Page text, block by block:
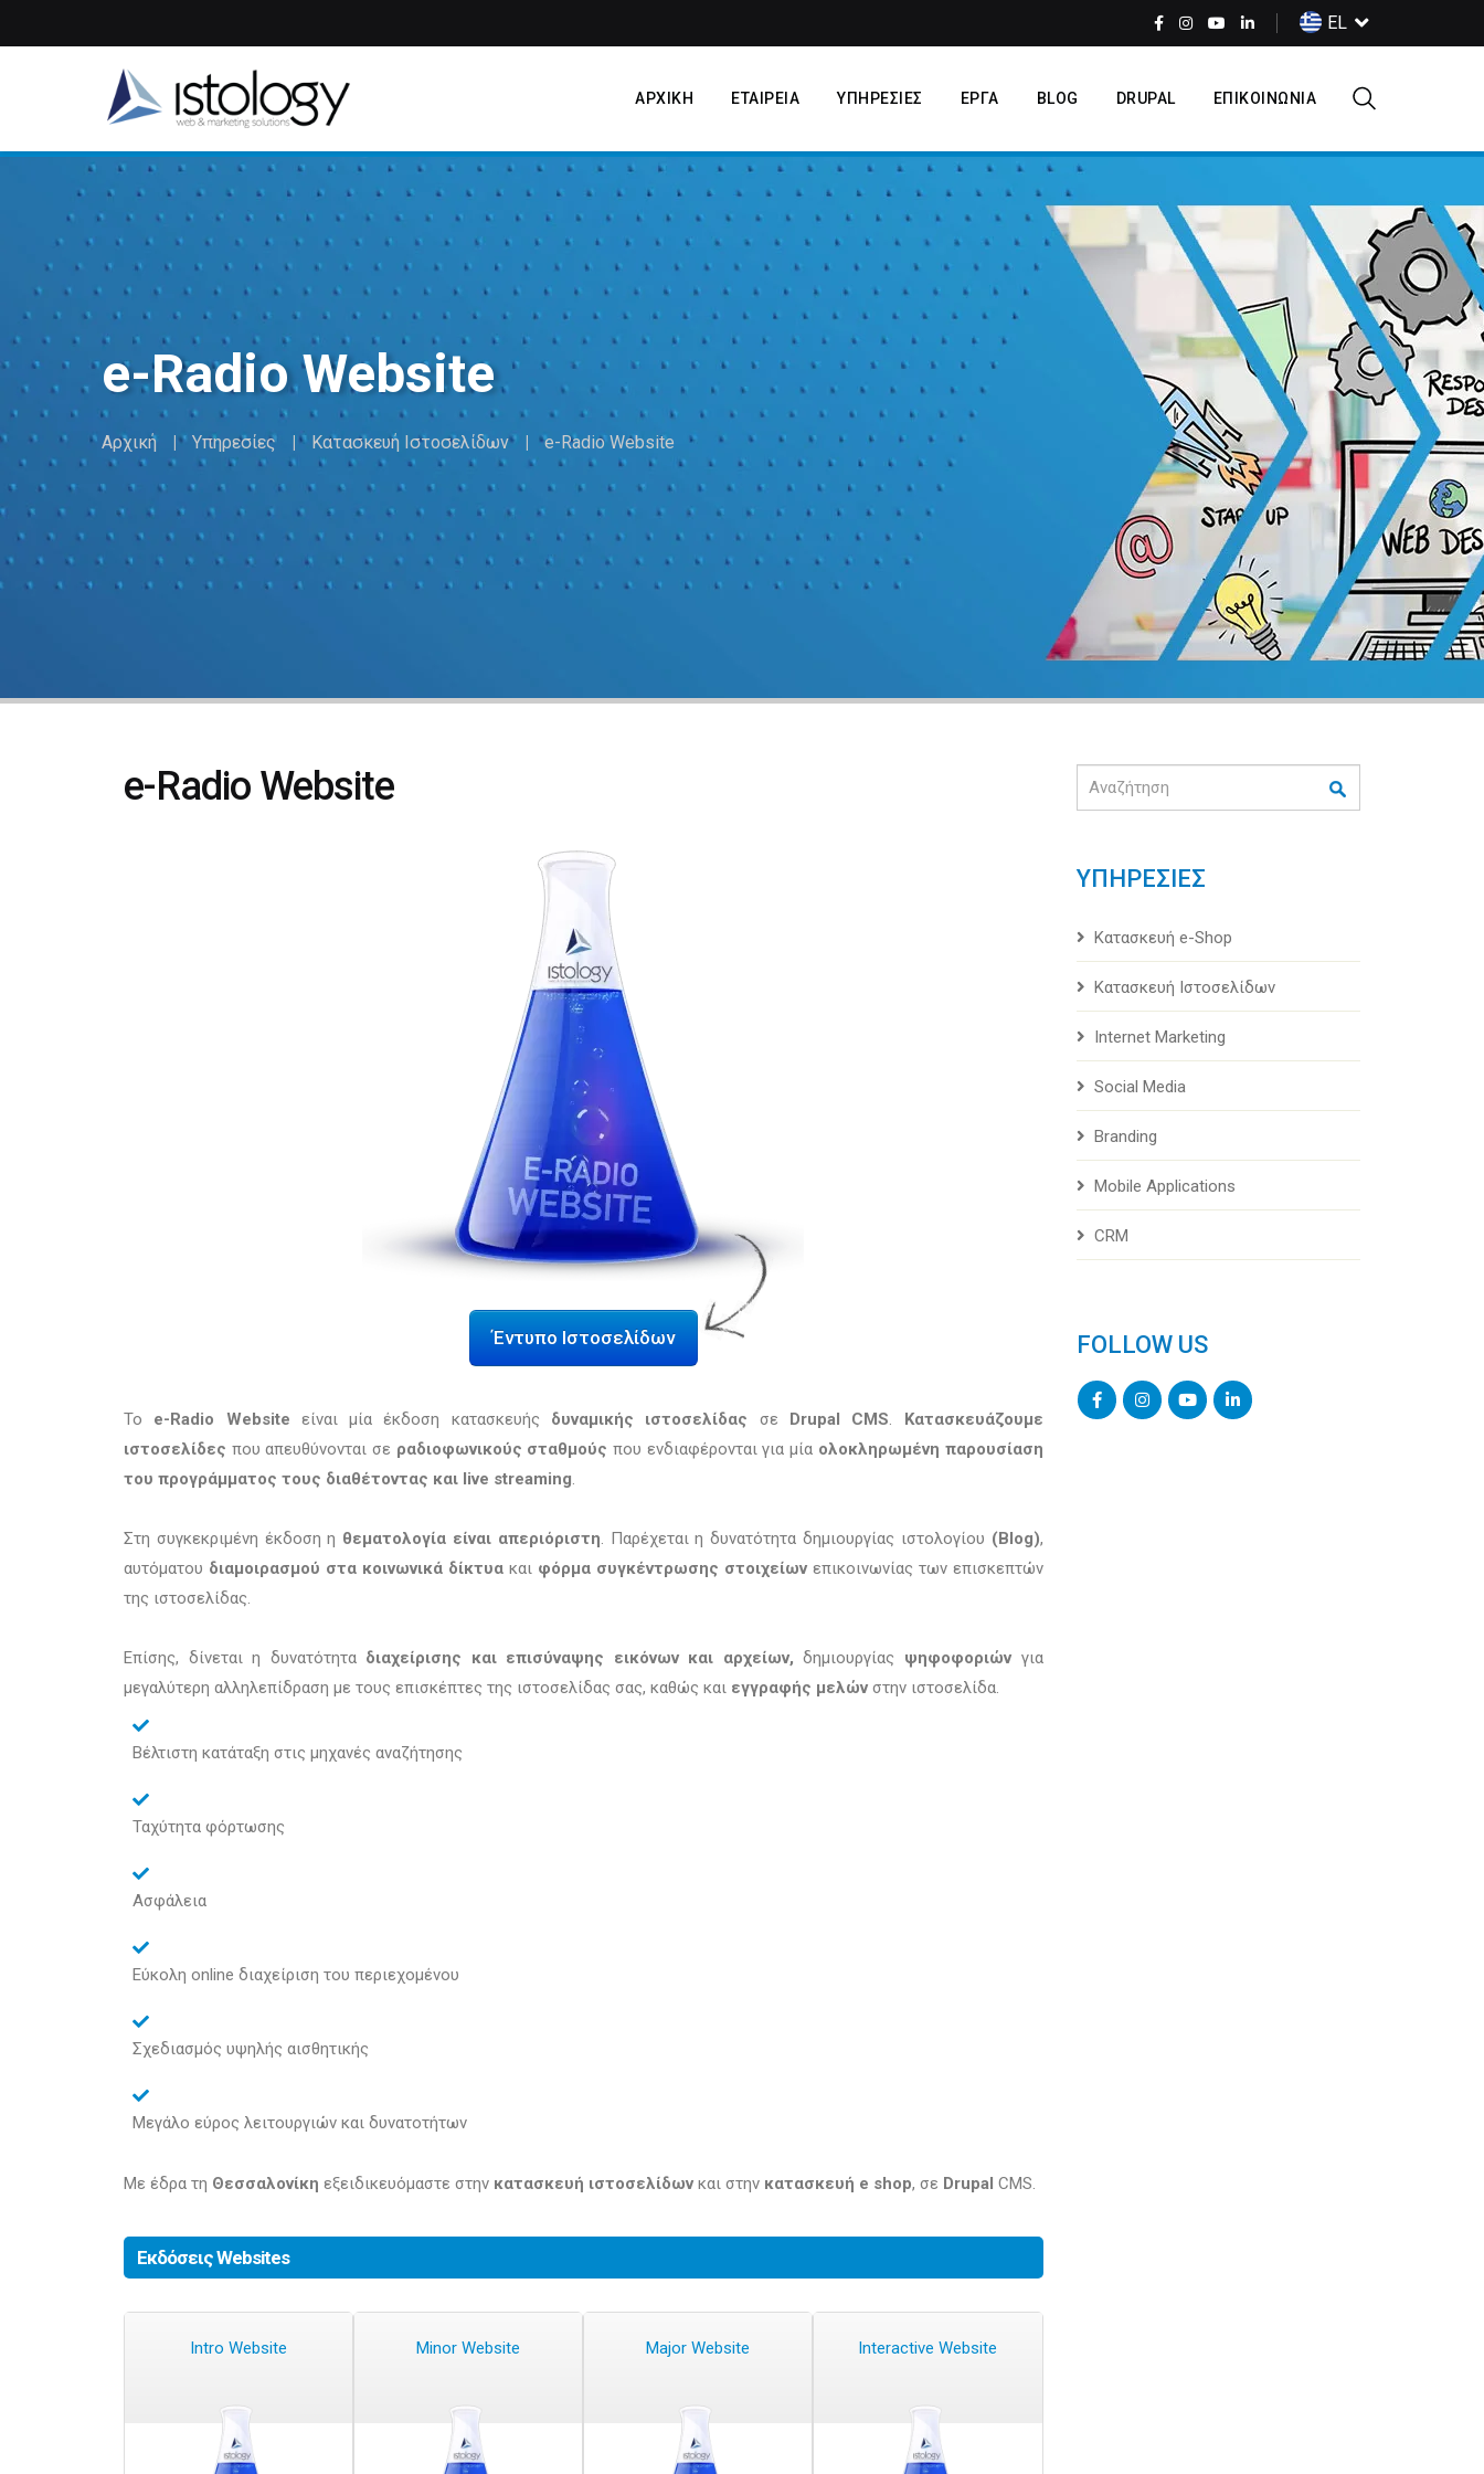
Select
your
EL
ΑΡΧΙΚΗ ΕΤΑΙΡΕΙΑ ΥΠΗΡΕΣΙΕΣ ΕΡΓΑ BLOG DRUPAL ΕΠΙΚΟΙΝΩΝΙΑ
e-Radio Website
Αρχική Υπηρεσίες Κατασκευή Ιστοσελίδων e-Radio Website
e-Radio Website
Έντυπο Ιστοσελίδων
To e-Radio Website είναι μία έκδοση κατασκευής δυναμικής ιστοσελίδας σε Drupal CMS. Κατασκευάζουμε
ιστοσελίδες που απευθύνονται σε ραδιοφωνικούς σταθμούς που ενδιαφέρονται για μία ολοκληρωμένη παρουσίαση
του προγράμματος τους διαθέτοντας και live streaming.
Στη συγκεκριμένη έκδοση η θεματολογία είναι απεριόριστη. Παρέχεται η δυνατότητα δημιουργίας ιστολογίου (Βlog),
αυτόματου διαμοιρασμού στα κοινωνικά δίκτυακαι φόρμα συγκέντρωσης στοιχείωνεπικοινωνίας των επισκεπτών
της ιστοσελίδας.
Επίσης, δίνεται η δυνατότητα διαχείρισης και επισύναψης εικόνων και αρχείων, δημιουργίας ψηφοφοριώνγια
μεγαλύτερη αλληλεπίδραση με τους επισκέπτες της ιστοσελίδας σας, καθώς και εγγραφής μελών στην ιστοσελίδα.
Βέλτιστη κατάταξη στις μηχανές αναζήτησης
Ταχύτητα φόρτωσης
Ασφάλεια
Εύκολη online διαχείριση του περιεχομένου
Σχεδιασμός υψηλής αισθητικής
Μεγάλο εύρος λειτουργιών και δυνατοτήτων
Με έδρα τη Θεσσαλονίκη εξειδικευόμαστε στην κατασκευή ιστοσελίδων και στην κατασκευή e shop, σε Drupal CMS.
Εκδόσεις Websites
Intro Website Minor Website Major Website Interactive Website
ΥΠΗΡΕΣΙΕΣ
Κατασκευή e-Shop
Κατασκευή Ιστοσελίδων
Internet Marketing
Social Media
Branding
Mobile Applications
CRM
FOLLOW US